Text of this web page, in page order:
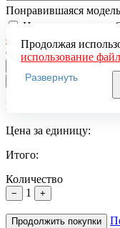
Понравившаяся модель
Нажимая кнопку
обработку
ознакомление с
Продолжая
использование
пользовательских
местоположении,
для
Яндекс.Метрика), в
Если вы не хотите,
Развернуть
Вы добавили в корзину
Цена за единицу:
Итого:
Количество
− 1 +
Продолжить покупки